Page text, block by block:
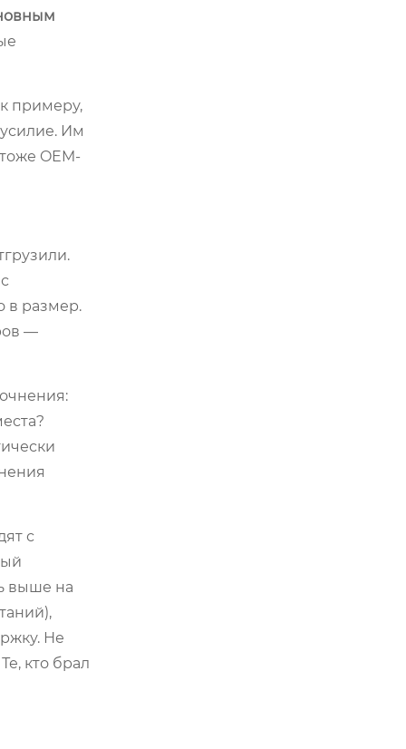
примеру,
Им
OEM-
в размер.
—
с
выше на
Не
кто брал